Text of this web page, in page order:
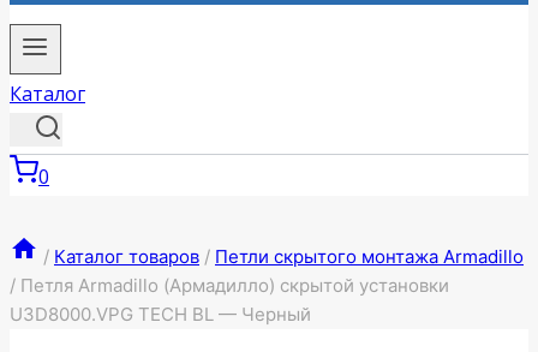
Каталог
0
/ Каталог товаров / Петли скрытого монтажа Armadillo
/ Петля Armadillo (Армадилло) скрытой установки
U3D8000.VPG TECH BL — Черный